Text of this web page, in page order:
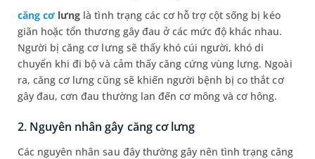
căng cơ lưng là tình trạng các cơ hỗ trợ cột sống bị kéo
giãn hoặc tổn thương gây đau ở các mức độ khác nhau.
Người bị căng cơ lưng sẽ thấy khó cúi người, khó di
chuyển khi đi bộ và cảm thấy căng cứng vùng lưng. Ngoài
ra, căng cơ lưng cũng sẽ khiến người bệnh bị co thắt cơ
gây đau, cơn đau thường lan đến cơ mông và cơ hông.
2. Nguyên nhân gây căng cơ lưng
Các nguyên nhân sau đây thường gây nên tình trạng căng